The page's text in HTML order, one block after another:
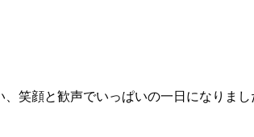
、笑顔と歓声でいっぱいの一日になりまし